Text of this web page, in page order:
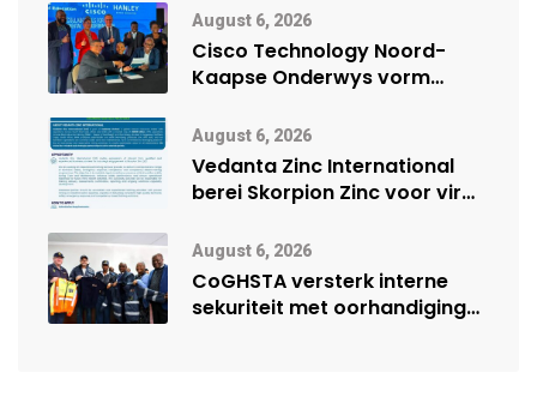
Namibië Mynbou Ekspo
August 6, 2026
Cisco Technology Noord-
Kaapse Onderwys vorm
vennootskap
August 6, 2026
Vedanta Zinc International
berei Skorpion Zinc voor vir
August 6, 2026
CoGHSTA versterk interne
sekuriteit met oorhandiging